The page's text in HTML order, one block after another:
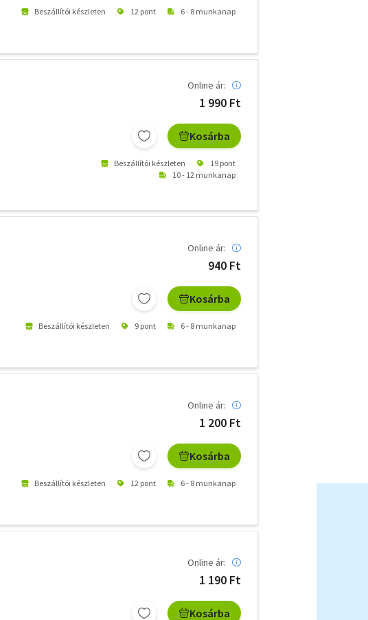
Beszállítói készleten 12 pont 6 - 8 munkanap
Online ár:
1 990 Ft
Kosárba
Beszállítói készleten
19 pont
10 - 12 munkanap
Online ár:
940 Ft
Kosárba
Beszállítói készleten 9 pont 6 - 8 munkanap
Online ár:
1 200 Ft
Kosárba
Beszállítói készleten 12 pont 6 - 8 munkanap
Online ár:
1 190 Ft
Kosárba